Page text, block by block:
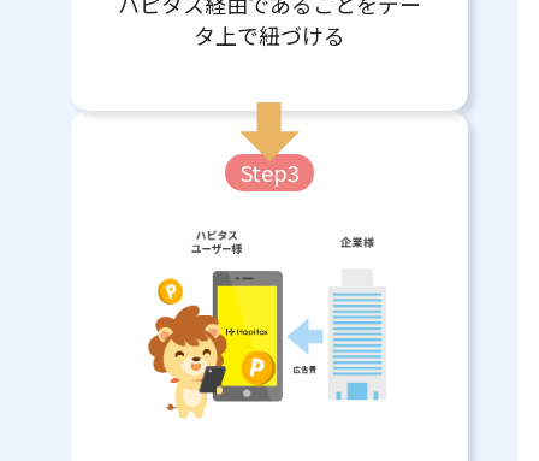
タ上で紐づける
Step3